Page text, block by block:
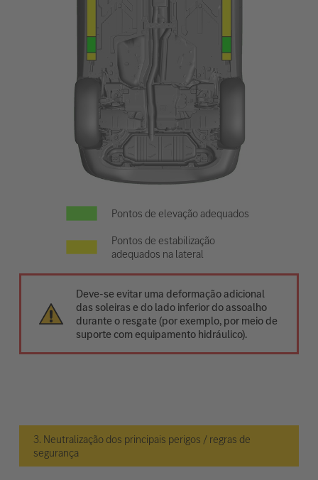
Pontos de elevação adequados
Pontos de estabilização
adequados na lateral
Deve-se evitar uma deformação adicional
das soleiras e do lado inferior do assoalho
durante o resgate (por exemplo, por meio de
suporte com equipamento hidráulico).
3. Neutralização dos principais perigos / regras de
segurança